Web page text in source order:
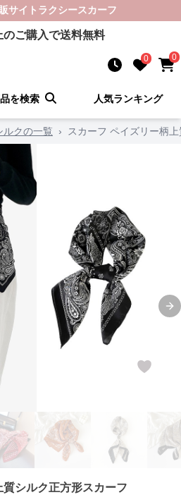
サイト ラクシースカーフ
のご購入で送料無料
0 0
を検索 人気ランキング
ルクの一覧 › スカーフ ペイズリー柄
シルク正方形スカーフ